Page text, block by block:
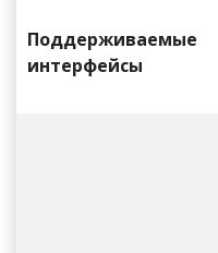
Поддерживаемые
интерфейсы